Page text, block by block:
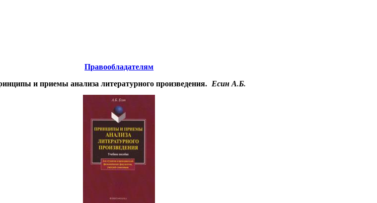
Правообладателям
и приемы анализа литературного произведения.Есин А.Б.